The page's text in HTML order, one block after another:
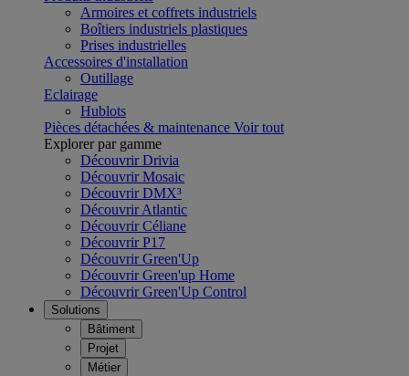
Armoires et coffrets industriels
Boîtiers industriels plastiques
Prises industrielles
Accessoires d'installation
Outillage
Eclairage
Hublots
Pièces détachées & maintenance Voir tout
Explorer par gamme
Découvrir Drivia
Découvrir Mosaic
Découvrir DMX³
Découvrir Atlantic
Découvrir Céliane
Découvrir P17
Découvrir Green'Up
Découvrir Green'up Home
Découvrir Green'Up Control
Solutions
Bâtiment
Projet
Métier